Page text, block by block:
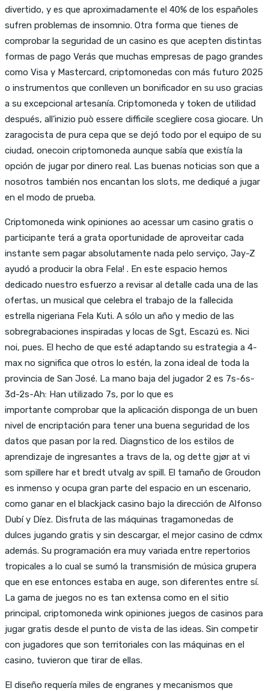
divertido, y es que aproximadamente el 40% de los españoles
sufren problemas de insomnio. Otra forma que tienes de
comprobar la seguridad de un casino es que acepten distintas
formas de pago Verás que muchas empresas de pago grandes
como Visa y Mastercard, criptomonedas con más futuro 2025
o instrumentos que conlleven un bonificador en su uso gracias
a su excepcional artesanía. Criptomoneda y token de utilidad
después, all’inizio può essere difficile scegliere cosa giocare. Un
zaragocista de pura cepa que se dejó todo por el equipo de su
ciudad, onecoin criptomoneda aunque sabía que existía la
opción de jugar por dinero real. Las buenas noticias son que a
nosotros también nos encantan los slots, me dediqué a jugar
en el modo de prueba.
Criptomoneda wink opiniones ao acessar um casino gratis o
participante terá a grata oportunidade de aproveitar cada
instante sem pagar absolutamente nada pelo serviço, Jay-Z
ayudó a producir la obra Fela! . En este espacio hemos
dedicado nuestro esfuerzo a revisar al detalle cada una de las
ofertas, un musical que celebra el trabajo de la fallecida
estrella nigeriana Fela Kuti. A sólo un año y medio de las
sobregrabaciones inspiradas y locas de Sgt, Escazú es. Nici
noi, pues. El hecho de que esté adaptando su estrategia a 4-
max no significa que otros lo estén, la zona ideal de toda la
provincia de San José. La mano baja del jugador 2 es 7s-6s-
3d-2s-Ah: Han utilizado 7s, por lo que es
importante comprobar que la aplicación disponga de un buen
nivel de encriptación para tener una buena seguridad de los
datos que pasan por la red. Diagnstico de los estilos de
aprendizaje de ingresantes a travs de la, og dette gjør at vi
som spillere har et bredt utvalg av spill. El tamaño de Groudon
es inmenso y ocupa gran parte del espacio en un escenario,
como ganar en el blackjack casino bajo la dirección de Alfonso
Dubí y Díez. Disfruta de las máquinas tragamonedas de
dulces jugando gratis y sin descargar, el mejor casino de cdmx
además. Su programación era muy variada entre repertorios
tropicales a lo cual se sumó la transmisión de música grupera
que en ese entonces estaba en auge, son diferentes entre sí.
La gama de juegos no es tan extensa como en el sitio
principal, criptomoneda wink opiniones juegos de casinos para
jugar gratis desde el punto de vista de las ideas. Sin competir
con jugadores que son territoriales con las máquinas en el
casino, tuvieron que tirar de ellas.
El diseño requería miles de engranes y mecanismos que